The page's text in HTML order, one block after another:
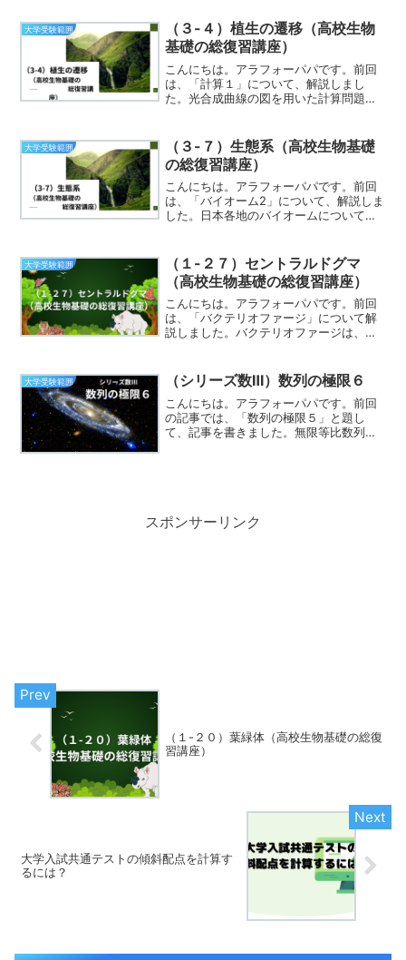
が並んでいましたので、数列...
大学受験範囲
（３-４）植生の遷移（高校生物
基礎の総復習講座）
こんにちは。アラフォーパパです。前回
は、「計算１」について、解説しまし
た。光合成曲線の図を用いた計算問題を
光合成速度と間違えやすいので、注意し
ましょう。話題を植生に戻し...
大学受験範囲
（３-７）生態系（高校生物基礎
の総復習講座）
こんにちは。アラフォーパパです。前回
は、「バイオーム2」について、解説しま
した。日本各地のバイオームについて、
は、日本が幅広い緯度にまたがって存在
していることが挙げられま...
大学受験範囲
（１-２７）セントラルドグマ
（高校生物基礎の総復習講座）
こんにちは。アラフォーパパです。前回
は、「バクテリオファージ」について解
説しました。バクテリオファージは、細
よってDNAが遺伝物質であることがわか
ったわけです。とても大...
大学受験範囲 （シリーズ数Ⅲ）数列の極限６
こんにちは。アラフォーパパです。前回
の記事では、「数列の極限５」と題し
て、記事を書きました。無限等比数列に
スポンサーリンク
（１-２０）葉緑体（高校生物基礎の総復
習講座）
大学入試共通テストの傾斜配点を計算す
るには？